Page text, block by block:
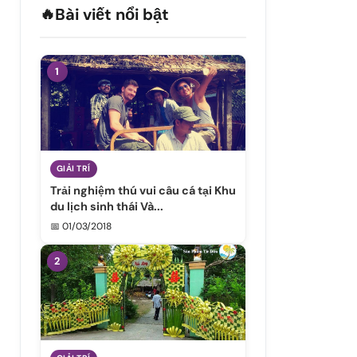
🔥Bài viết nổi bật
1
GIẢI TRÍ
Trải nghiệm thú vui câu cá tại Khu
du lịch sinh thái Và...
📅 01/03/2018
2